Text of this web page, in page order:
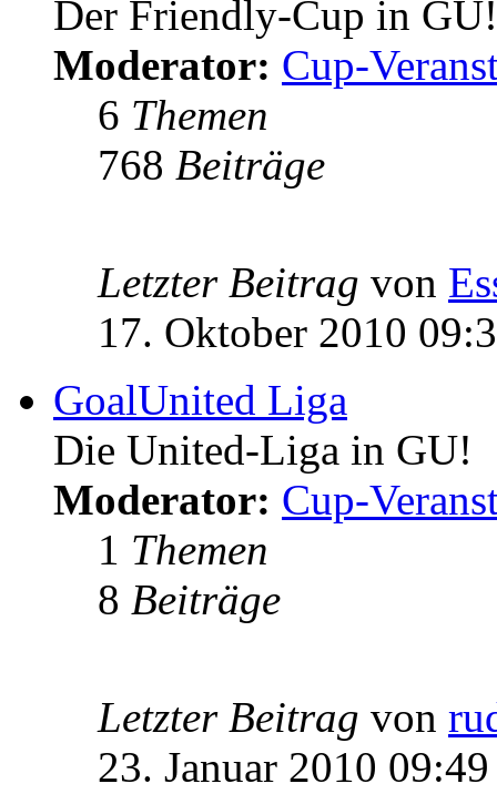
Der Friendly-Cup in GU!
Moderator: Cup-
6 Themen
768 Beiträge
Letzter Beitrag von
17. Oktober 2010
GoalUnited Liga
Die United-Liga in GU!
Moderator: Cup-
1 Themen
8 Beiträge
Letzter Beitrag von
23. Januar 2010 09:49